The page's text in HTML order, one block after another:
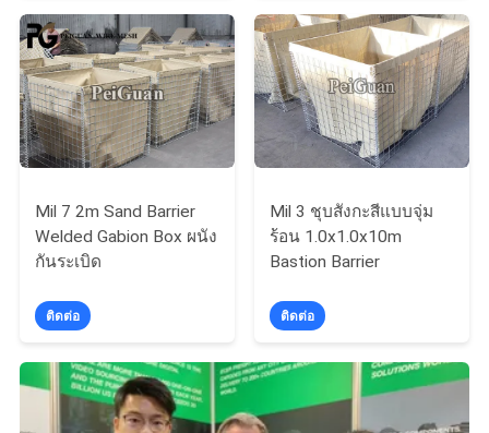
PRIVACY
POLICY
Mil 7 2m Sand Barrier
Welded Gabion Box ผนัง
กันระเบิด
ติดต่อ
Mil 3 ชุบสังกะสีแบบจุ่ม
ร้อน 1.0x1.0x10m
Bastion Barrier
ติดต่อ